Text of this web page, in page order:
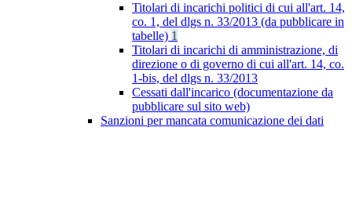
Titolari di incarichi politici di cui all'art. 14,
co. 1, del dlgs n. 33/2013 (da pubblicare in
tabelle) 1
Titolari di incarichi di amministrazione, di
direzione o di governo di cui all'art. 14, co.
1-bis, del dlgs n. 33/2013
Cessati dall'incarico (documentazione da
pubblicare sul sito web)
Sanzioni per mancata comunicazione dei dati